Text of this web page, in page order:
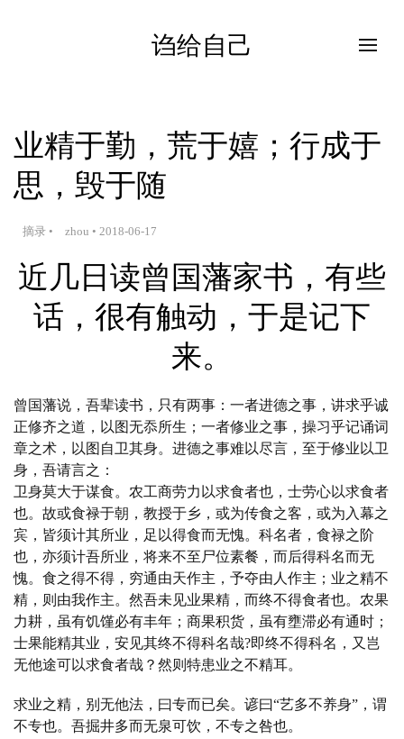
诌给自己
业精于勤，荒于嬉；行成于
思，毁于随
摘录 • zhou • 2018-06-17
近几日读曾国藩家书，有些
话，很有触动，于是记下
来。
曾国藩说，吾辈读书，只有两事：一者进德之事，讲求乎诚
正修齐之道，以图无忝所生；一者修业之事，操习乎记诵词
章之术，以图自卫其身。进德之事难以尽言，至于修业以卫
身，吾请言之：
卫身莫大于谋食。农工商劳力以求食者也，士劳心以求食者
也。故或食禄于朝，教授于乡，或为传食之客，或为入幕之
宾，皆须计其所业，足以得食而无愧。科名者，食禄之阶
也，亦须计吾所业，将来不至尸位素餐，而后得科名而无
愧。食之得不得，穷通由天作主，予夺由人作主；业之精不
精，则由我作主。然吾未见业果精，而终不得食者也。农果
力耕，虽有饥馑必有丰年；商果积货，虽有壅滞必有通时；
士果能精其业，安见其终不得科名哉?即终不得科名，又岂
无他途可以求食者哉？然则特患业之不精耳。
求业之精，别无他法，曰专而已矣。谚曰“艺多不养身”，谓
不专也。吾掘井多而无泉可饮，不专之咎也。